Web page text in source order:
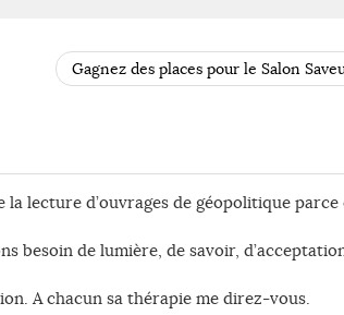
Gagnez des places pour le Salon
lecture d’ouvrages de géopolitique parce
besoin de lumière, de savoir,
A chacun sa thérapie me direz-vous.